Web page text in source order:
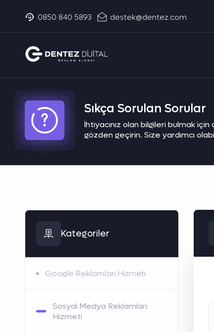
0850 840 5893 destek@dentez.com
Sıkça Sorulan Sorular
İhtiyacınız olan bilgileri bulmak için
gözden geçirin. Size yardımcı
Kategoriler
Google Reklamları Hizmeti
Sosyal Medya Reklamları
Hizmeti